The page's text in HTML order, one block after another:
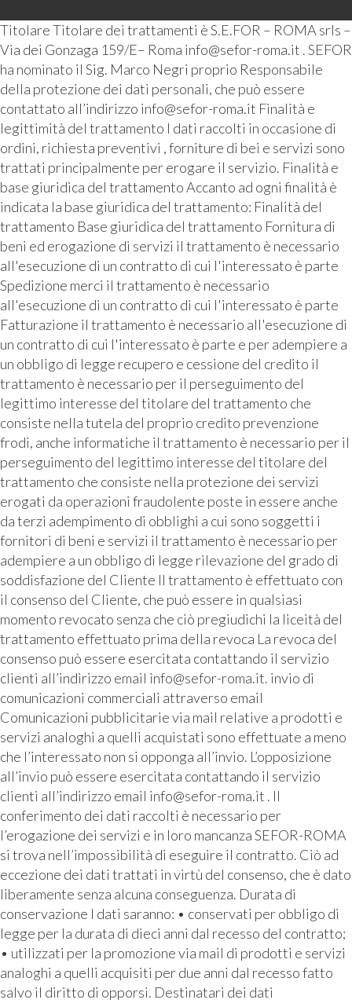
Titolare Titolare dei trattamenti è S.E.FOR – ROMA srls –
Via dei Gonzaga 159/E– Roma info@sefor-roma.it . SEFOR
ha nominato il Sig. Marco Negri proprio Responsabile
della protezione dei dati personali, che può essere
contattato all’indirizzo info@sefor-roma.it Finalità e
legittimità del trattamento I dati raccolti in occasione di
ordini, richiesta preventivi , forniture di bei e servizi sono
trattati principalmente per erogare il servizio. Finalità e
base giuridica del trattamento Accanto ad ogni finalità è
indicata la base giuridica del trattamento: Finalità del
trattamento Base giuridica del trattamento Fornitura di
beni ed erogazione di servizi il trattamento è necessario
all'esecuzione di un contratto di cui l'interessato è parte
Spedizione merci il trattamento è necessario
all'esecuzione di un contratto di cui l'interessato è parte
Fatturazione il trattamento è necessario all'esecuzione di
un contratto di cui l'interessato è parte e per adempiere a
un obbligo di legge recupero e cessione del credito il
trattamento è necessario per il perseguimento del
legittimo interesse del titolare del trattamento che
consiste nella tutela del proprio credito prevenzione
frodi, anche informatiche il trattamento è necessario per il
perseguimento del legittimo interesse del titolare del
trattamento che consiste nella protezione dei servizi
erogati da operazioni fraudolente poste in essere anche
da terzi adempimento di obblighi a cui sono soggetti i
fornitori di beni e servizi il trattamento è necessario per
adempiere a un obbligo di legge rilevazione del grado di
soddisfazione del Cliente Il trattamento è effettuato con
il consenso del Cliente, che può essere in qualsiasi
momento revocato senza che ciò pregiudichi la liceità del
trattamento effettuato prima della revoca La revoca del
consenso può essere esercitata contattando il servizio
clienti all’indirizzo email info@sefor-roma.it. invio di
comunicazioni commerciali attraverso email
Comunicazioni pubblicitarie via mail relative a prodotti e
servizi analoghi a quelli acquistati sono effettuate a meno
che l’interessato non si opponga all’invio. L’opposizione
all’invio può essere esercitata contattando il servizio
clienti all’indirizzo email info@sefor-roma.it . Il
conferimento dei dati raccolti è necessario per
l’erogazione dei servizi e in loro mancanza SEFOR-ROMA
si trova nell’impossibilità di eseguire il contratto. Ciò ad
eccezione dei dati trattati in virtù del consenso, che è dato
liberamente senza alcuna conseguenza. Durata di
conservazione I dati saranno: • conservati per obbligo di
legge per la durata di dieci anni dal recesso del contratto;
• utilizzati per la promozione via mail di prodotti e servizi
analoghi a quelli acquisiti per due anni dal recesso fatto
salvo il diritto di opporsi. Destinatari dei dati